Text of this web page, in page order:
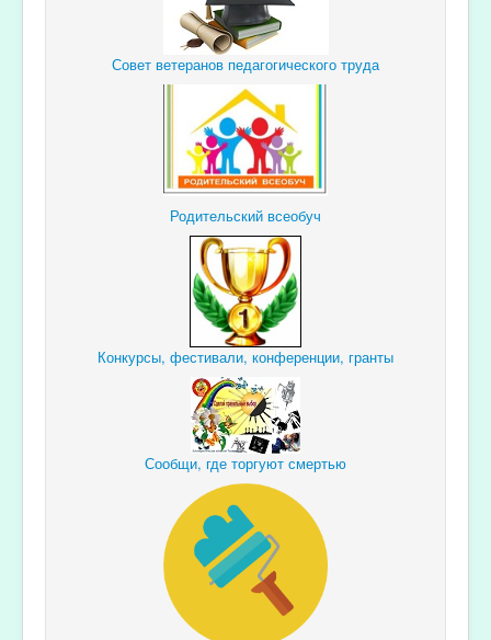
Совет ветеранов педагогического труда
Родительский всеобуч
Конкурсы, фестивали, конференции, гранты
Сообщи, где торгуют смертью